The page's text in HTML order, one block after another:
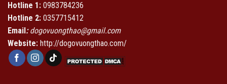
Hotline 1: 0983784236
Hotline 2: 0357715412
Email:dogovuongthao@gmail.com
Website: http://dogovuongthao.com/